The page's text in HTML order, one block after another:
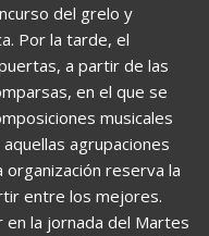
del grelo y
Por la tarde, el
a partir de las
en el que se
musicales
agrupaciones
reserva la
entre los mejores.
la jornada del Martes